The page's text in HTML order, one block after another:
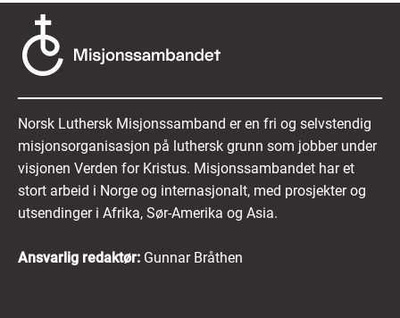
Norsk Luthersk Misjonssamband er en fri og selvstendig
misjonsorganisasjon på luthersk grunn som jobber under
visjonen Verden for Kristus. Misjonssambandet har et
stort arbeid i Norge og internasjonalt, med prosjekter og
utsendinger i Afrika, Sør-Amerika og Asia.
Ansvarlig redaktør: Gunnar Bråthen